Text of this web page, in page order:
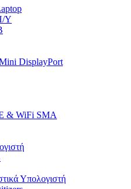
Υ
DisplayPort
& WiFi SMA
Υπολογιστή